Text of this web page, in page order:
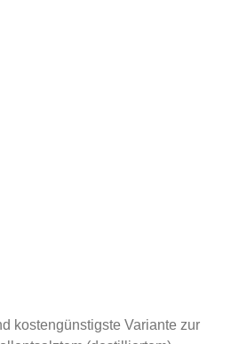
kostengünstigste Variante zur